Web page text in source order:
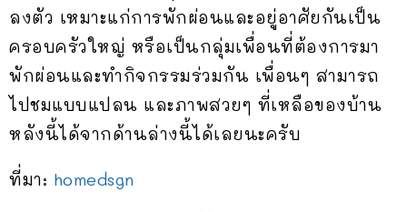
ลงตัว เหมาะแก่การพักผ่อนและอยู่อาศัยกันเป็น
ครอบครัวใหญ่ หรือเป็นกลุ่มเพื่อนที่ต้องการมา
พักผ่อนและทำกิจกรรมร่วมกัน เพื่อนๆ สามารถ
ไปชมแบบแปลน และภาพสวยๆ ที่เหลือของบ้าน
หลังนี้ได้จากด้านล่างนี้ได้เลยนะครับ
ที่มา: homedsgn